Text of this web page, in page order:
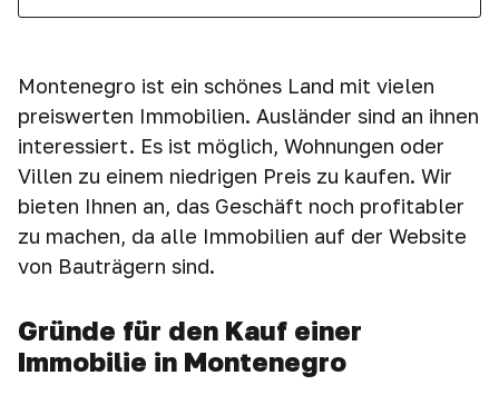
Montenegro ist ein schönes Land mit vielen
preiswerten Immobilien. Ausländer sind an ihnen
interessiert. Es ist möglich, Wohnungen oder
Villen zu einem niedrigen Preis zu kaufen. Wir
bieten Ihnen an, das Geschäft noch profitabler
zu machen, da alle Immobilien auf der Website
von Bauträgern sind.
Gründe für den Kauf einer
Immobilie in Montenegro